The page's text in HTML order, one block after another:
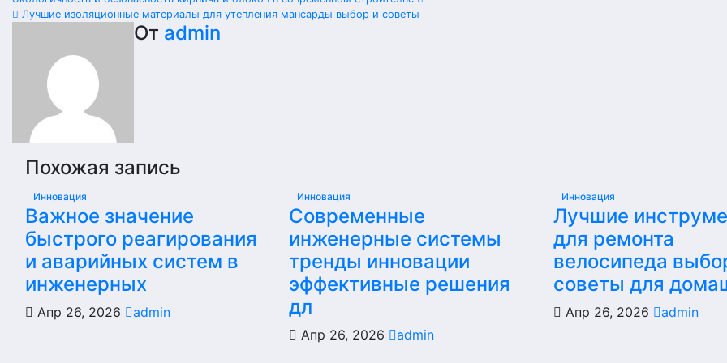
Лучшие изоляционные материалы для утепления мансарды выбор и советы
От admin
Похожая запись
Инновация
Важное значение
быстрого реагирования
и аварийных систем в
инженерных
Апр 26, 2026 admin
Инновация
Современные
инженерные системы
тренды инновации
эффективные решения
дл
Апр 26, 2026 admin
Инновация
Лучшие
для ремонта
велосипеда
советы для
Апр 26, 2026 admin